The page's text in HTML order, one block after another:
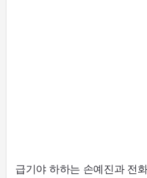
급기야 하하는 손예진과 전